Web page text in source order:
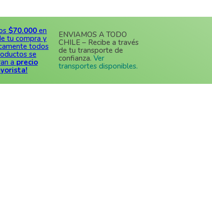
en
y
todos
se
precio
ENVIAMOS A TODO
CHILE – Recibe a través
de tu transporte de
confianza.Ver
transportes disponibles.